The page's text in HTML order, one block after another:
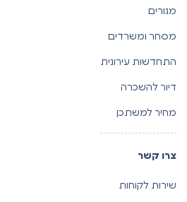
מגורים
מסחר ומשרדים
התחדשות עירונית
דיור להשכרה
מחיר למשתכן
צרו קשר
שירות לקוחות